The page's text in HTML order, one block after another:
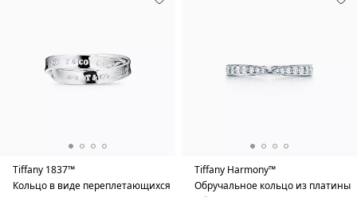
Tiffany 1837™
Кольцо в виде переплетающихся
Tiffany Harmony™
Обручальное кольцо из платины